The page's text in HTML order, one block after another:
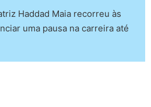
Haddad Maia recorreu às
uma pausa na carreira até